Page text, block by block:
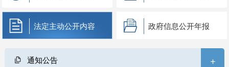
法定主动公开内容 政府信息公开年报
通知公告 +